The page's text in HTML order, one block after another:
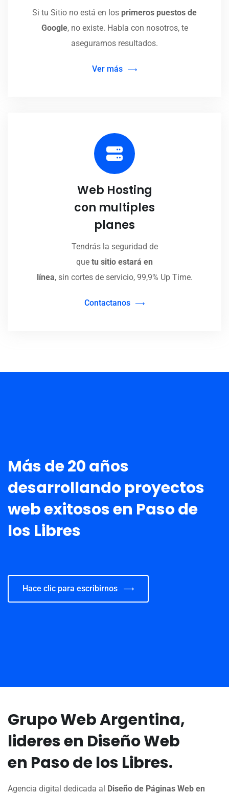
Si tu Sitio no está en los primeros puestos de
Google, no existe. Habla con nosotros, te
aseguramos resultados.
Ver más
Web Hosting
con multiples
planes
Tendrás la seguridad de
que tu sitio estará en
línea, sin cortes de servicio, 99,9% Up Time.
Contactanos
Más de 20 años
desarrollando proyectos
web exitosos en Paso de
los Libres
Hace clic para escribirnos
Grupo Web Argentina,
lideres en Diseño Web
en Paso de los Libres.
Agencia digital dedicada al Diseño de Páginas Web en